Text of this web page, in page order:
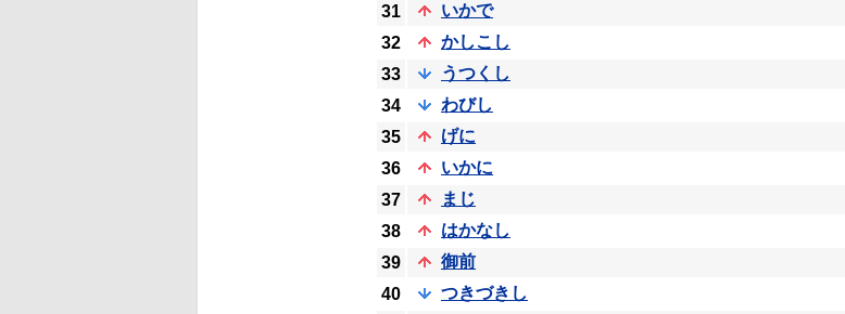
31
いかで
32
かしこし
33
うつくし
34
わびし
35
げに
36
いかに
37
まじ
38
はかなし
39
御前
40
つきづきし